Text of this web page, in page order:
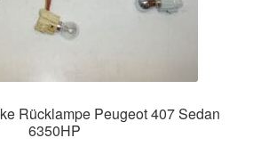
Rücklampe Peugeot 407 Sedan
6350HP